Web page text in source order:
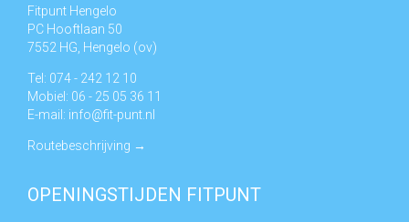
Fitpunt Hengelo
PC Hooftlaan 50
7552 HG, Hengelo (ov)
Tel: 074 - 242 12 10
Mobiel: 06 - 25 05 36 11
E-mail: info@fit-punt.nl
Routebeschrijving →
OPENINGSTIJDEN FITPUNT